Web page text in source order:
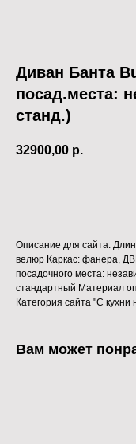
Диван Банта
посад.места:
станд.)
32900,00 р.
Описание для сайта:
велюр Каркас: фанера,
посадочного места:
стандартный Материал
Категория сайта "С
Вам может